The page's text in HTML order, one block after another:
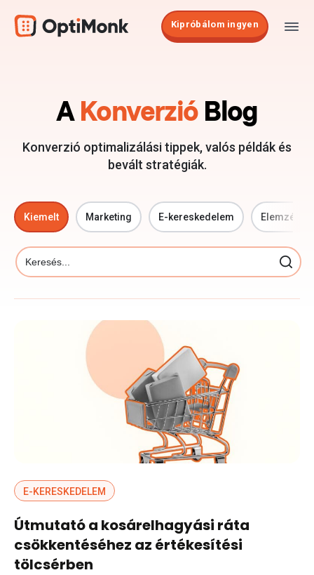
Kipróbálom ingyen
AKonverzióBlog
Konverzió optimalizálási tippek, valós példák és
bevált stratégiák.
Kiemelt Marketing E-kereskedelem Elemzések
Search
for:
Search Button
E-KERESKEDELEM
Útmutató a kosárelhagyási ráta
csökkentéséhez az értékesítési
tölcsérben